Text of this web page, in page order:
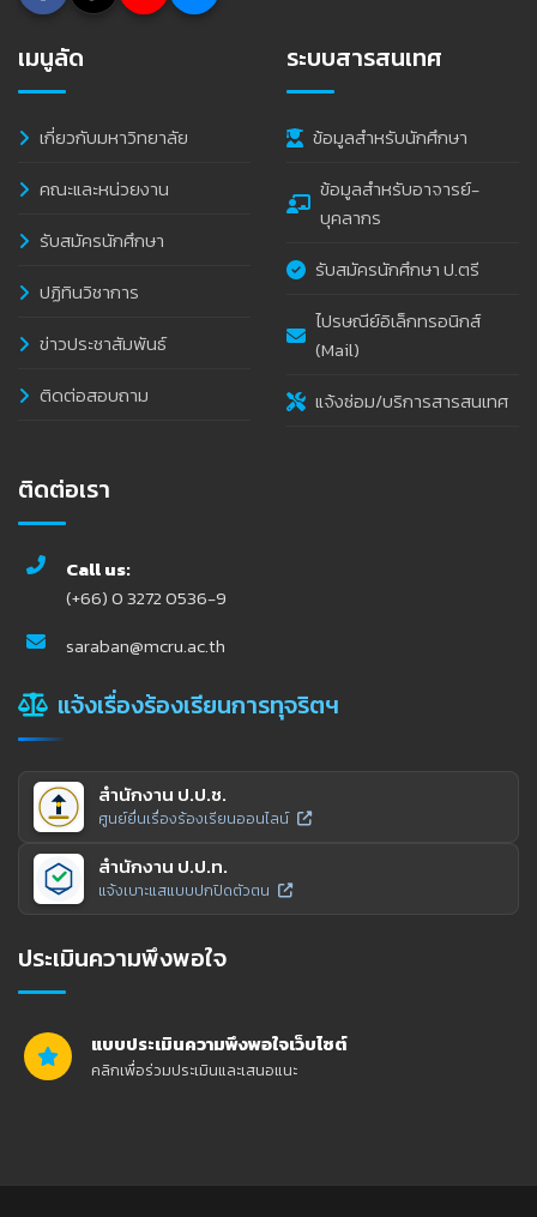
เมนูลัด
เกี่ยวกับมหาวิทยาลัย
คณะและหน่วยงาน
รับสมัครนักศึกษา
ปฏิทินวิชาการ
ข่าวประชาสัมพันธ์
ติดต่อสอบถาม
ระบบสารสนเทศ
ข้อมูลสำหรับนักศึกษา
ข้อมูลสำหรับอาจารย์-
บุคลากร
รับสมัครนักศึกษา ป.ตรี
ไปรษณีย์อิเล็กทรอนิกส์
(Mail)
แจ้งซ่อม/บริการสารสนเทศ
ติดต่อเรา
Call us:
(+66) 0 3272 0536-9
saraban@mcru.ac.th
แจ้งเรื่องร้องเรียนการทุจริตฯ
สำนักงาน ป.ป.ช.
ศูนย์ยื่นเรื่องร้องเรียนออนไลน์
สำนักงาน ป.ป.ท.
แจ้งเบาะแสแบบปกปิดตัวตน
ประเมินความพึงพอใจ
แบบประเมินความพึงพอใจเว็บไซต์
คลิกเพื่อร่วมประเมินและเสนอแนะ